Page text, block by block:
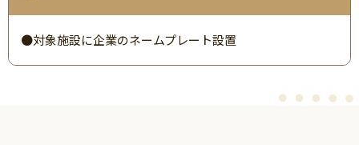
●対象施設に企業のネームプレート設置